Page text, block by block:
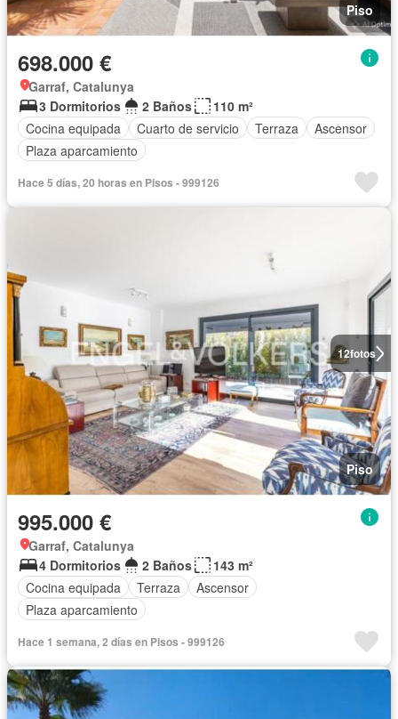
Piso
698.000 €
Garraf, Catalunya
3 Dormitorios
2 Baños
110 m²
Cocina equipada
Cuarto de servicio Terraza
Ascensor
Plaza aparcamiento
Hace 5 días, 20 horas en Pisos - 999126
12fotos
Piso
995.000 €
Garraf, Catalunya
4 Dormitorios
2 Baños
143 m²
Cocina equipada
Terraza
Ascensor
Plaza aparcamiento
Hace 1 semana, 2 días en Pisos - 999126